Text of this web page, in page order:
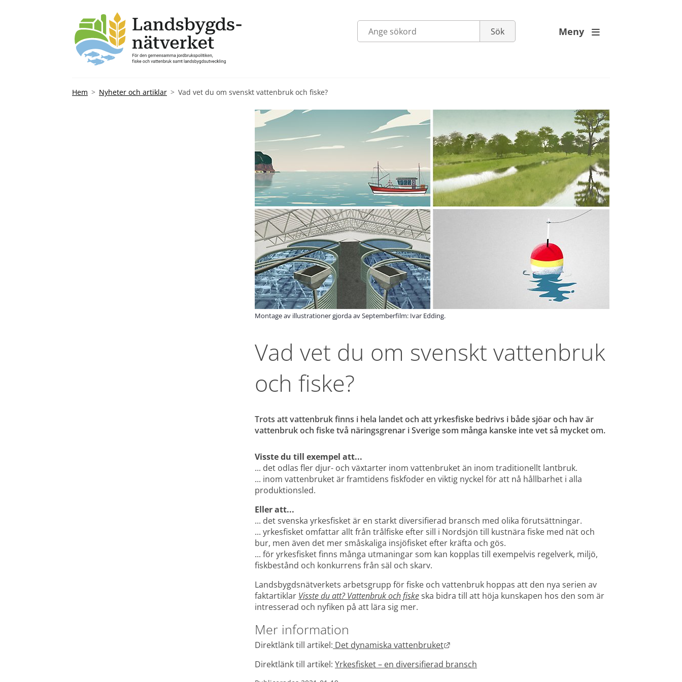
Meny 
Hem Nyheter och artiklar Vad vet du om svenskt vattenbruk och fiske?
Montage av illustrationer gjorda av Septemberfilm: Ivar Edding.
Vad vet du om svenskt vattenbruk
och fiske?
Trots att vattenbruk finns i hela landet och att yrkesfiske bedrivs i både sjöar och hav är
vattenbruk och fiske två näringsgrenar i Sverige som många kanske inte vet så mycket om.
Visste du till exempel att...
... det odlas fler djur- och växtarter inom vattenbruket än inom traditionellt lantbruk.
... inom vattenbruket är framtidens fiskfoder en viktig nyckel för att nå hållbarhet i alla
produktionsled.
Eller att...
... det svenska yrkesfisket är en starkt diversifierad bransch med olika förutsättningar.
... yrkesfisket omfattar allt från trålfiske efter sill i Nordsjön till kustnära fiske med nät och
bur, men även det mer småskaliga insjöfisket efter kräfta och gös.
... för yrkesfisket finns många utmaningar som kan kopplas till exempelvis regelverk, miljö,
fiskbestånd och konkurrens från säl och skarv.
Landsbygdsnätverkets arbetsgrupp för fiske och vattenbruk hoppas att den nya serien av
faktartiklar Visste du att? Vattenbruk och fiske ska bidra till att höja kunskapen hos den som är
intresserad och nyfiken på att lära sig mer.
Mer information
Direktlänk till artikel: Det dynamiska vattenbruket
Direktlänk till artikel: Yrkesfisket – en diversifierad bransch